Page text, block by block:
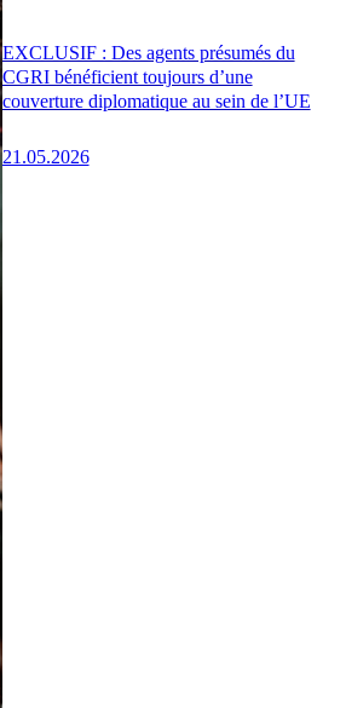
EXCLUSIF : Des agents présumés du
CGRI bénéficient toujours d’une
couverture diplomatique au sein de l’UE
21.05.2026